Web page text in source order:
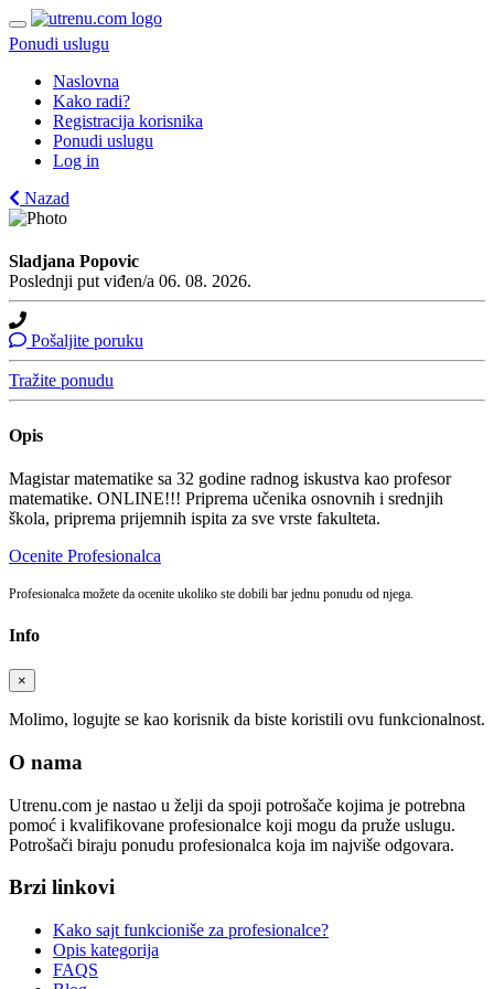
Ponudi uslugu
Naslovna
Kako radi?
Registracija korisnika
Ponudi uslugu
Log in
Nazad
Sladjana Popovic
Poslednji put viđen/a 06. 08. 2026.
Pošaljite poruku
Tražite ponudu
Opis
Magistar matematike sa 32 godine radnog iskustva kao profesor
matematike. ONLINE!!! Priprema učenika osnovnih i srednjih
škola, priprema prijemnih ispita za sve vrste fakulteta.
Ocenite Profesionalca
Profesionalca možete da ocenite ukoliko ste dobili bar jednu ponudu od njega.
Info
×
Molimo, logujte se kao korisnik da biste koristili ovu funkcionalnost.
O nama
Utrenu.com je nastao u želji da spoji potrošače kojima je potrebna
pomoć i kvalifikovane profesionalce koji mogu da pruže uslugu.
Potrošači biraju ponudu profesionalca koja im najviše odgovara.
Brzi linkovi
Kako sajt funkcioniše za profesionalce?
Opis kategorija
FAQS